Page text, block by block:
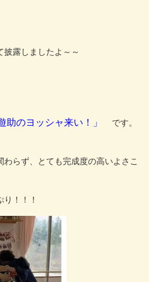
披露しましたよ～～
遊助のヨッシャ来い！」 です。
らず、とても完成度の高いよさこ
！！！